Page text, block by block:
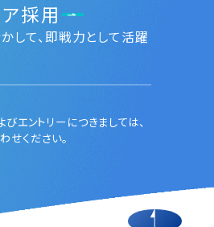
採用
して、即戦力として活躍
エントリーにつきましては、
せください。